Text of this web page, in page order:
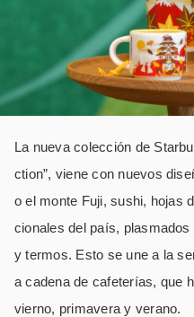
La nueva colección de
ction”, viene con nuevos
o el monte Fuji, sushi, hojas
cionales del país,
y termos. Esto se une a la
a cadena de cafeterías, que
vierno, primavera y verano.